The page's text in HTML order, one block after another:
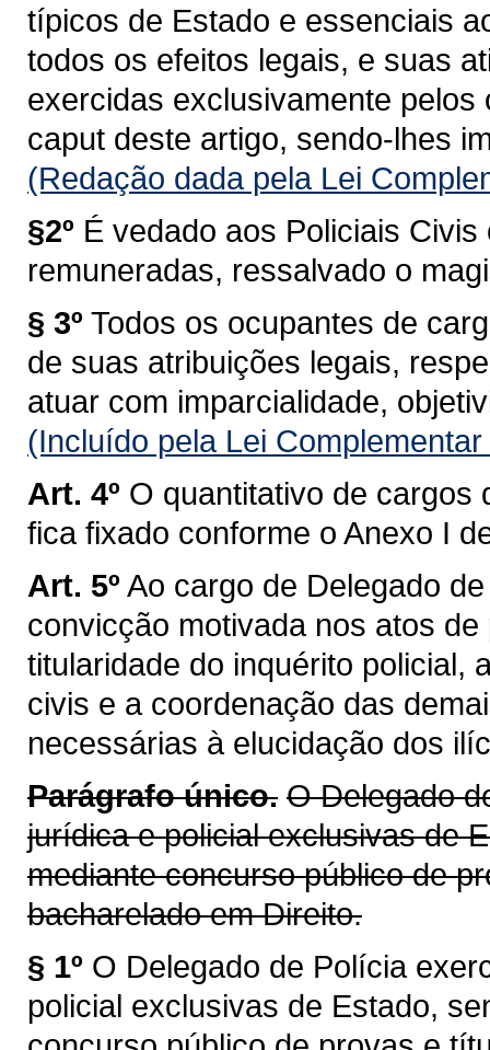
típicos de Estado e essenciais
todos os efeitos legais, e suas
exercidas exclusivamente
caput deste artigo, sendo-lhes
(Redação dada pela Lei
§2º É vedado aos Policiais
remuneradas, ressalvado o
§ 3º Todos os ocupantes de
de suas atribuições legais,
atuar com imparcialidade,
(Incluído pela Lei
Art. 4º O quantitativo de cargos
fica fixado conforme o Anexo I
Art. 5º Ao cargo de Delegado
convicção motivada nos atos
titularidade do inquérito policial,
civis e a coordenação das
necessárias à elucidação dos
Parágrafo único. O Delegado
jurídica e policial exclusivas de
mediante concurso público de
bacharelado em Direito.
§ 1º O Delegado de Polícia
policial exclusivas de Estado,